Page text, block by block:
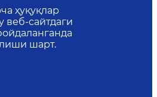
ҳуқуқлар
веб-сайтдаги
шарт.